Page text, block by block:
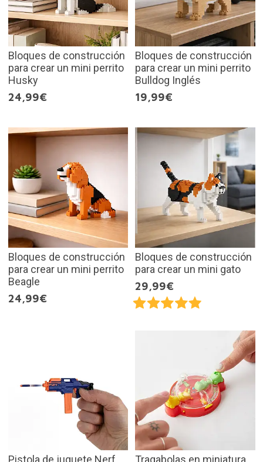
Bloques de construcción
para crear un mini perrito
Husky
24,99€
Bloques de construcción
para crear un mini perrito
Bulldog Inglés
19,99€
Bloques de construcción
para crear un mini perrito
Beagle
24,99€
Bloques de construcción
para crear un mini gato
29,99€
Pistola de juguete Nerf Tragabolas en miniatura